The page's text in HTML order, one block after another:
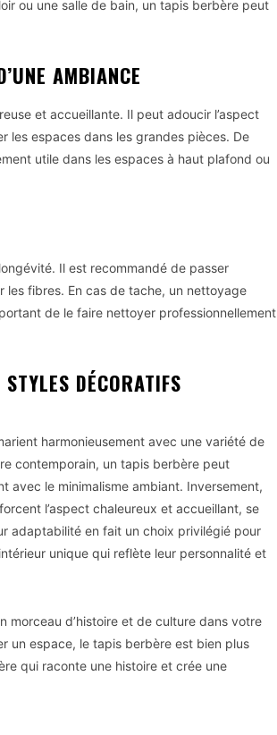
ou une salle de bain, un tapis berbère peut
AMBIANCE
et accueillante. Il peut adoucir l’aspect
les espaces dans les grandes pièces. De
utile dans les espaces à haut plafond ou
Il est recommandé de passer
les fibres. En cas de tache, un nettoyage
de le faire nettoyer professionnellement
DÉCORATIFS
harmonieusement avec une variété de
contemporain, un tapis berbère peut
avec le minimalisme ambiant. Inversement,
l’aspect chaleureux et accueillant, se
adaptabilité en fait un choix privilégié pour
unique qui reflète leur personnalité et
morceau d’histoire et de culture dans votre
un espace, le tapis berbère est bien plus
qui raconte une histoire et crée une